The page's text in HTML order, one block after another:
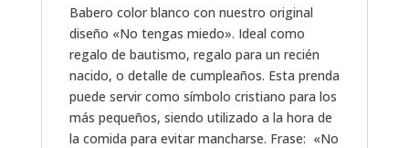
Babero color blanco con nuestro original
diseño «No tengas miedo». Ideal como
regalo de bautismo, regalo para un recién
nacido, o detalle de cumpleaños. Esta prenda
puede servir como símbolo cristiano para los
más pequeños, siendo utilizado a la hora de
la comida para evitar mancharse. Frase: «No